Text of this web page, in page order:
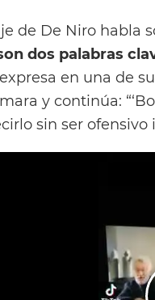
de De Niro habla
dos palabras
en una de
y continúa:
sin ser ofensivo